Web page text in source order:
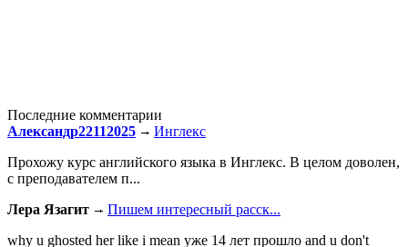
Последние комментарии
Александр22112025
Инглекс
Прохожу курс английского языка в Инглекс. В целом доволен,
с преподавателем п...
Лера Язагит
Пишем интересный расск...
why u ghosted her like i mean уже 14 лет прошло and u don't